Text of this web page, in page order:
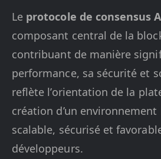
Le protocole de consensus
composant central de la
contribuant de manière
performance, sa sécurité et
reflète l’orientation de la
création d’un
scalable, sécurisé et
développeurs.